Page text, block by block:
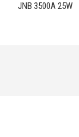
JNB 3500A 25W